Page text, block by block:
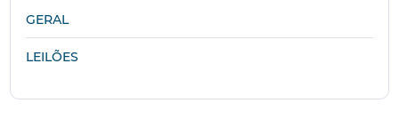
GERAL
LEILÕES